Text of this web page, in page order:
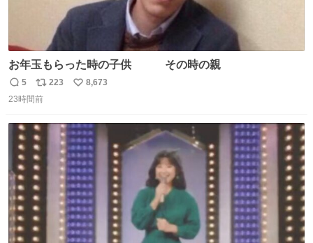
お年玉もらった時の子供 その時の親
返
信
5
リ
ポ
ト
数
223
い
数
8,673
23時間前